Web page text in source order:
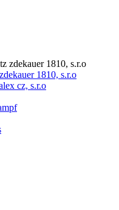
1810, s.r.o
cz, s.r.o